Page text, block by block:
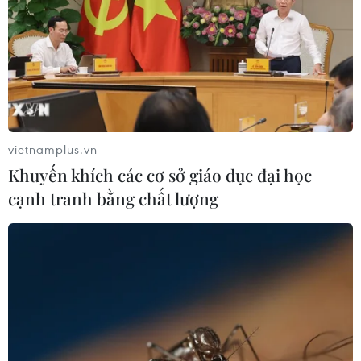
năng phát triển mạnh
09/09/2021 10:41
Chủ tịch Quỹ VEIL nhận định nền kinh tế Việt Nam trong
nửa đầu năm tăng trưởng 5,6% dù xảy ra hai đợt bùng
phát COVID-19, cho thấy khả năng phục hồi cao và tạo
nền tảng tăng trưởng trong tương lai.
vietnamplus.vn
Khuyến khích các cơ sở giáo dục đại học
cạnh tranh bằng chất lượng